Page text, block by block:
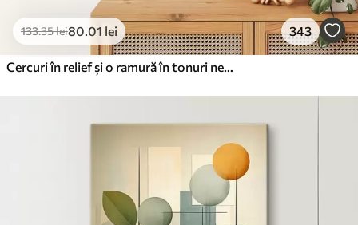
133.35lei80.01 lei 343
Cercuri în relief și o ramură în tonuri neutre calde